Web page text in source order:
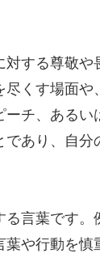
対する尊敬
くす場面や
チ、ある
あり、自分
言葉です
や行動を慎